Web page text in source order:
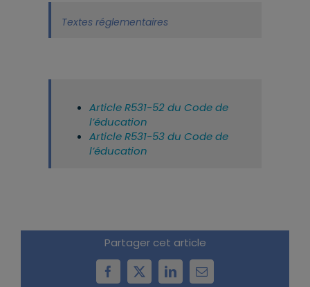
Textes réglementaires
Article R531-52 du Code de
l’éducation
Article R531-53 du Code de
l’éducation
Partager cet article
Facebook
X LinkedInEmail